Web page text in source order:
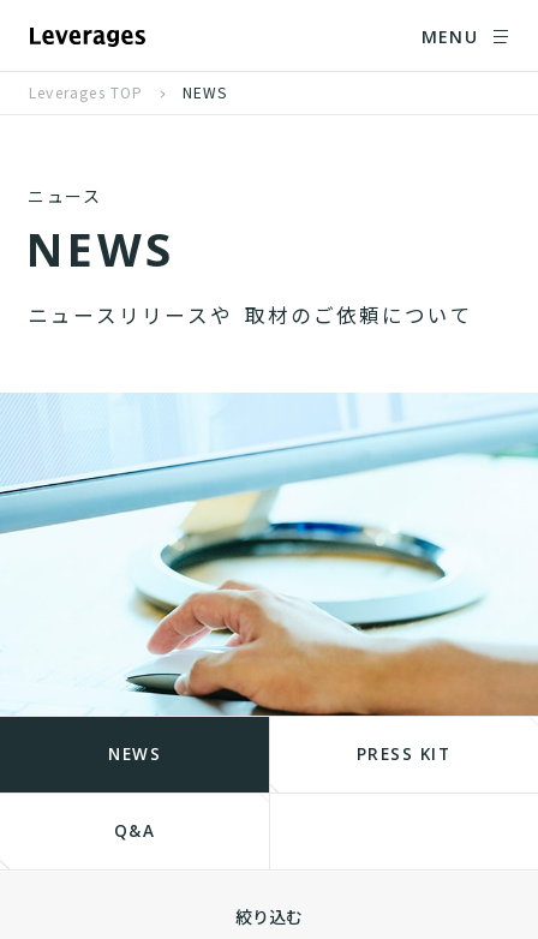
MENU
Leverages TOP NEWS
ニュース
NEWS
ニ ュ ー ス リ リ ー ス や 取材の ご依頼 に つ い て
NEWS PRESS KIT
Q&A
絞り込む